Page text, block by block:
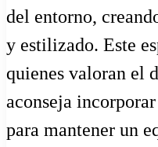
del entorno,
y estilizado. Este
quienes valoran el
aconseja
para mantener un